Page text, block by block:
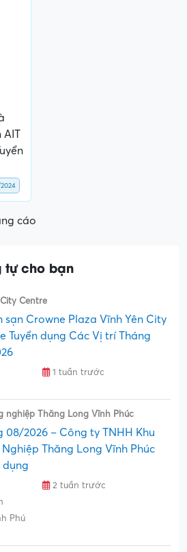
AIT
cáo
tự cho bạn
Centre
sạn Crowne Plaza Vĩnh Yên City
Tuyển dụng Các Vị trí Tháng
1 tuần trước
nghiệp Thăng Long Vĩnh Phúc
08/2026 – Công ty TNHH Khu
Thăng Long Vĩnh Phúc
dụng
2 tuần trước
Phú